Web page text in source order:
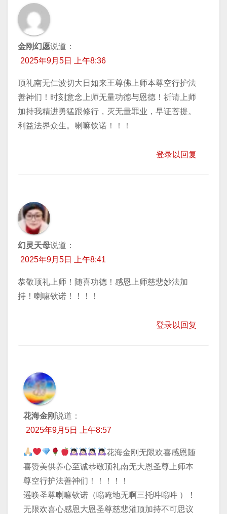
金刚幻愿说道：
2025年9月5日 上午8:36
顶礼南无仁波切大日如来王尊佛上师本尊空行护法
善神们！时刻意念上师无量功德与恩德！祈请上师
加持我精进勇猛跟修行，灭无量罪业，早证菩提。
利益法界众生。喇嘛钦诺！！！
登录以回复
幻灵天母说道：
2025年9月5日 上午8:41
恭敬顶礼上师！随喜功德！感恩上师慈悲妙法加
持！喇嘛钦诺！！！！
登录以回复
花海金刚说道：
2025年9月5日 上午8:57
花海金刚无限欢喜感恩随
喜赞美供养心至诚恭敬顶礼南无大恩圣尊上师本
尊空行护法善神们！！！！！
遥唤圣尊喇嘛钦诺（嗡唵地无啊三托吽嗡吽 ）！
无限欢喜心感恩大恩圣尊慈悲灌顶加持不可思议